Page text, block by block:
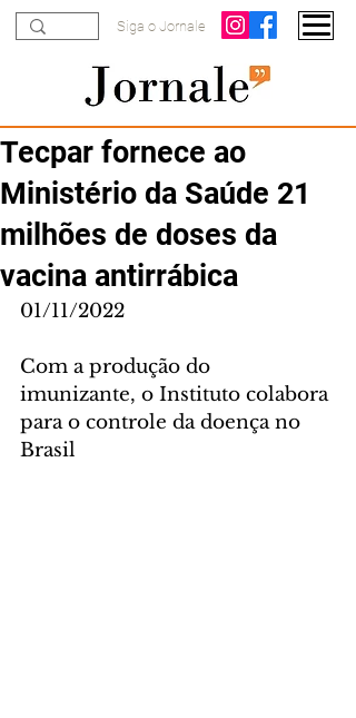
Siga o Jornale
Tecpar fornece ao
Ministério da Saúde 21
milhões de doses da
vacina antirrábica
01/11/2022
Com a produção do
imunizante, o Instituto colabora
para o controle da doença no
Brasil